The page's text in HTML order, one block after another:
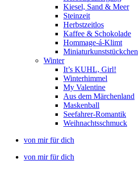
Kiesel, Sand & Meer
Steinzeit
Herbstzeitlos
Kaffee & Schokolade
Hommage-á-Klimt
Miniaturkunststückchen
Winter
It’s KUHL, Girl!
Winterhimmel
My Valentine
Aus dem Märchenland
Maskenball
Seefahrer-Romantik
Weihnachtsschmuck
von mir für dich
von mir für dich